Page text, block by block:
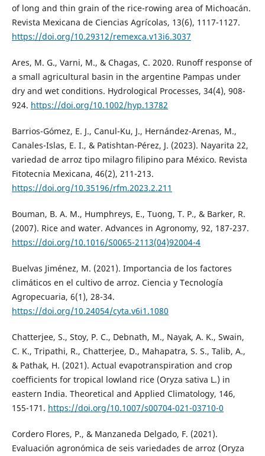
of long and thin grain of the rice-rowing area of Michoacán.
Revista Mexicana de Ciencias Agrícolas, 13(6), 1117-1127.
https://doi.org/10.29312/remexca.v13i6.3037
Ares, M. G., Varni, M., & Chagas, C. 2020. Runoff response of
a small agricultural basin in the argentine Pampas under
dry and wet conditions. Hydrological Processes, 34(4), 908-
924. https://doi.org/10.1002/hyp.13782
Barrios-Gómez, E. J., Canul-Ku, J., Hernández-Arenas, M.,
Canales-Islas, E. I., & Patishtan-Pérez, J. (2023). Nayarita 22,
variedad de arroz tipo milagro filipino para México. Revista
Fitotecnia Mexicana, 46(2), 211-213.
https://doi.org/10.35196/rfm.2023.2.211
Bouman, B. A. M., Humphreys, E., Tuong, T. P., & Barker, R.
(2007). Rice and water. Advances in Agronomy, 92, 187-237.
https://doi.org/10.1016/S0065-2113(04)92004-4
Buelvas Jiménez, M. (2021). Importancia de los factores
climáticos en el cultivo de arroz. Ciencia y Tecnología
Agropecuaria, 6(1), 28-34.
https://doi.org/10.24054/cyta.v6i1.1080
Chatterjee, S., Stoy, P. C., Debnath, M., Nayak, A. K., Swain,
C. K., Tripathi, R., Chatterjee, D., Mahapatra, S. S., Talib, A.,
& Pathak, H. (2021). Actual evapotranspiration and crop
coefficients for tropical lowland rice (Oryza sativa L.) in
eastern India. Theoretical and Applied Climatology, 146,
155-171. https://doi.org/10.1007/s00704-021-03710-0
Cordero Flores, P., & Manzaneda Delgado, F. (2021).
Evaluación agronómica de seis variedades de arroz (Oryza